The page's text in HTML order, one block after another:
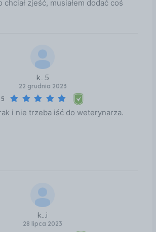
podaniem produktu zabijane są w
przypadku kleszczy działanie
obecne na zwierzęciu przed
zabijane są w ciągu 8 godzin.
zjeść, musiałem dodać coś
k...5
22 grudnia 2023
5
i nie trzeba iść do weterynarza.
k...i
28 lipca 2023